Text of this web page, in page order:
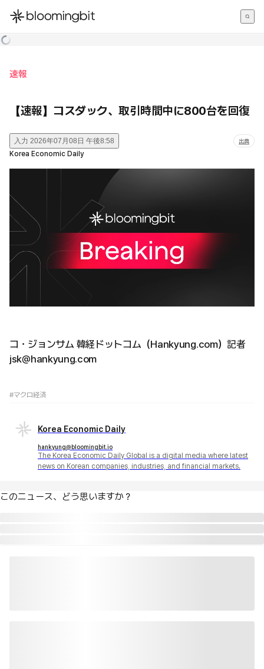
한국어
速報
【速報】コスダック、取引時間中に800台を回復
入力 2026年07月08日 午後8:58 出典
Korea Economic Daily
コ・ジョンサム 韓経ドットコム（Hankyung.com）記者
jsk@hankyung.com
#マクロ経済
Korea Economic Daily
hankyung@bloomingbit.io
The Korea Economic Daily Global is a digital media where latest
news on Korean companies, industries, and financial markets.
このニュース、どう思いますか？